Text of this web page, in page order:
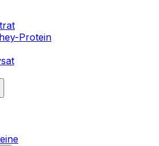
Protein